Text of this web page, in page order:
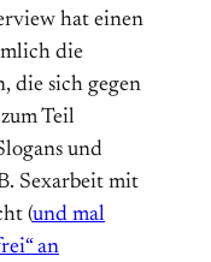
hat einen
die
die sich gegen
Teil
und
Sexarbeit mit
(und mal
an